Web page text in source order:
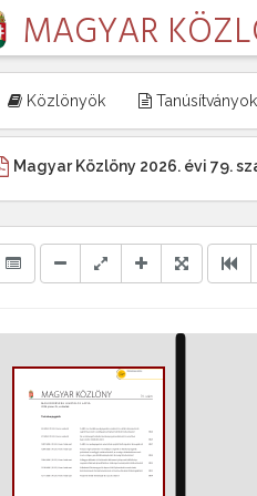
MAGYAR
Közlönyök Tanúsítványok
Magyar Közlöny 2026. évi 79.